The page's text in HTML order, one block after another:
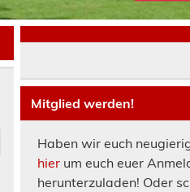
Mitglied werden!
Haben wir euch
hier um euch euer
herunterzuladen! Oder